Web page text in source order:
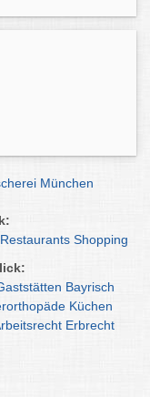
München
Restaurants Shopping
Bayrisch
Küchen
Erbrecht